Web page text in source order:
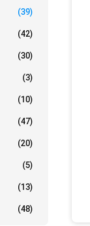
(39)
(42)
(30)
(3)
(10)
(47)
(20)
(5)
(13)
(48)